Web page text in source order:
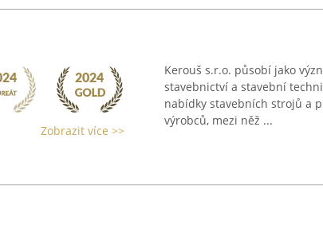
Zobrazit více >>
Kerouš s.r.o. působí jako
stavebnictví a stavební
nabídky stavebních strojů a
výrobců, mezi něž ...